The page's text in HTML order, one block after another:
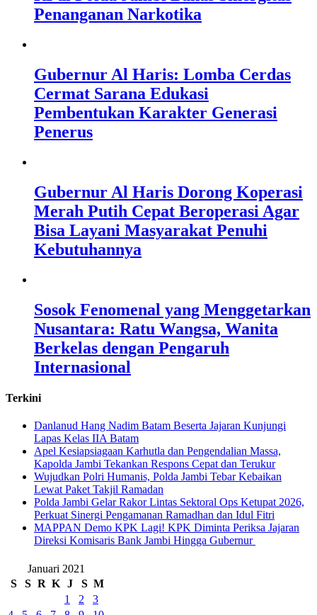
Penanganan Narkotika
Gubernur Al Haris: Lomba Cerdas
Cermat Sarana Edukasi
Pembentukan Karakter Generasi
Penerus
Gubernur Al Haris Dorong Koperasi
Merah Putih Cepat Beroperasi Agar
Bisa Layani Masyarakat Penuhi
Kebutuhannya
Sosok Fenomenal yang Menggetarkan
Nusantara: Ratu Wangsa, Wanita
Berkelas dengan Pengaruh
Internasional
Terkini
Danlanud Hang Nadim Batam Beserta Jajaran Kunjungi
Lapas Kelas IIA Batam
Apel Kesiapsiagaan Karhutla dan Pengendalian Massa,
Kapolda Jambi Tekankan Respons Cepat dan Terukur
Wujudkan Polri Humanis, Polda Jambi Tebar Kebaikan
Lewat Paket Takjil Ramadan
Polda Jambi Gelar Rakor Lintas Sektoral Ops Ketupat 2026,
Perkuat Sinergi Pengamanan Ramadhan dan Idul Fitri
‎MAPPAN Demo KPK Lagi! KPK Diminta Periksa Jajaran
Direksi Komisaris Bank Jambi Hingga Gubernur ‎
Januari 2021
S
S R K J S M
1
2
3